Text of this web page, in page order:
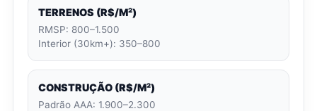
TERRENOS (R$/M²)
RMSP: 800–1.500
Interior (30km+): 350–800
CONSTRUÇÃO (R$/M²)
Padrão AAA: 1.900–2.300